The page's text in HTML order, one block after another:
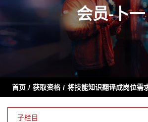
会员-卜一
首页 获取资格 将技能知识翻译成岗位需
子栏目